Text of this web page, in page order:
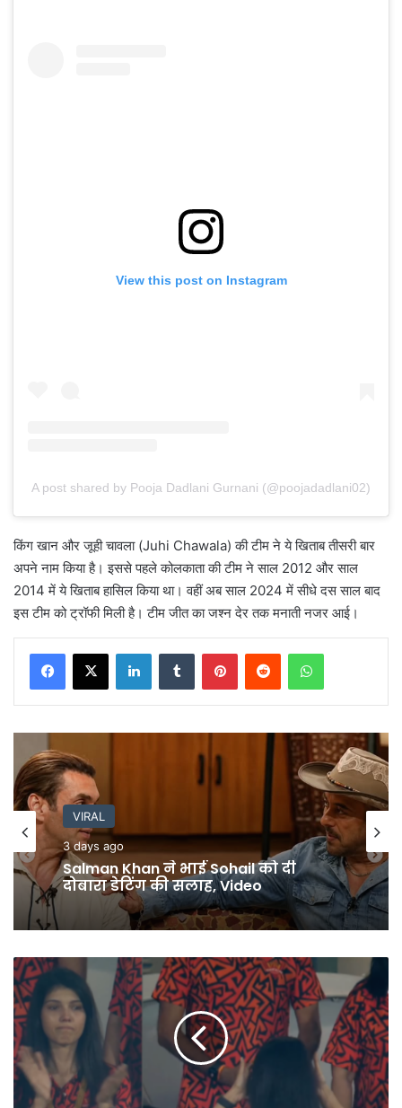
View this post on Instagram
A post shared by Pooja Dadlani Gurnani (@poojadadlani02)
किंग खान और जूही चावला (Juhi Chawala) की टीम ने ये खिताब तीसरी बार
अपने नाम किया है। इससे पहले कोलकाता की टीम ने साल 2012 और साल
2014 में ये खिताब हासिल किया था। वहीं अब साल 2024 में सीधे दस साल बाद
इस टीम को ट्रॉफी मिली है। टीम जीत का जश्न देर तक मनाती नजर आई।
LinkedInTumblr PinterestReddit WhatsApp
VIRAL
3 days ago
Salman Khan ने भाई Sohail को दी
दोबारा डेटिंग की सलाह, Video
News
4 days ago
Faridabad Teacher Murder: स्कूल में
घुस कर महिला टीचर की हत्या, बेरहमी से
किए 34 वार
IPL
2024
Final:
SRH
की
हार
के
बाद